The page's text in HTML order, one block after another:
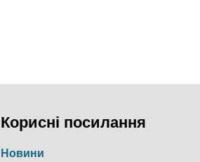
Корисні посилання
Новини